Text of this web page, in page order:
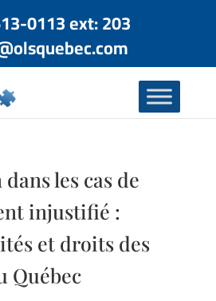
0113 ext: 203
les cas de
injustifié :
et droits des
Québec